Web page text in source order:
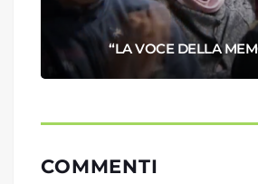
“LA VOCE DELLA
COMMENTI